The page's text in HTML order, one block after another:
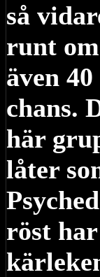
så
runt
även
chans.
här
låter
röst